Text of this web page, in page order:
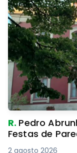
R. Pedro
Festas de
2 agosto 2026